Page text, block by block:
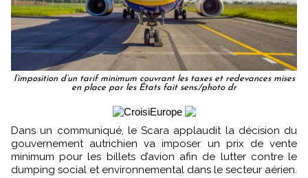
l’imposition d’un tarif minimum couvrant les taxes et redevances mises
en place par les États fait sens./photo dr
Dans un communiqué, le Scara applaudit la décision du
gouvernement autrichien va imposer un prix de vente
minimum pour les billets d’avion afin de lutter contre le
dumping social et environnemental dans le secteur aérien.